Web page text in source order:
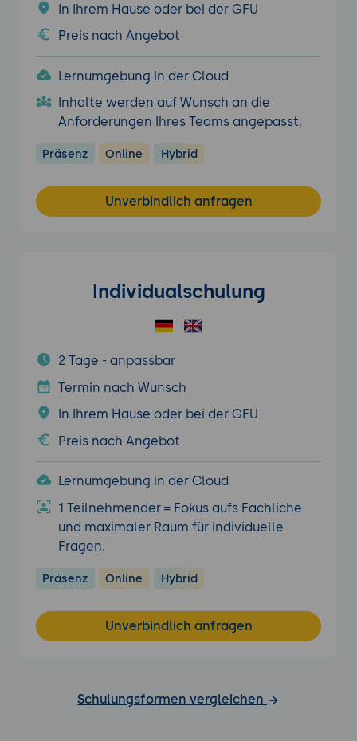
In Ihrem Hause oder bei der GFU
Preis nach Angebot
Lernumgebung in der Cloud
Inhalte werden auf Wunsch an die
Anforderungen Ihres Teams angepasst.
Präsenz Online Hybrid
Unverbindlich anfragen
Individualschulung
2 Tage - anpassbar
Termin nach Wunsch
In Ihrem Hause oder bei der GFU
Preis nach Angebot
Lernumgebung in der Cloud
1 Teilnehmender = Fokus aufs Fachliche
und maximaler Raum für individuelle
Fragen.
Präsenz Online Hybrid
Unverbindlich anfragen
Schulungsformen vergleichen